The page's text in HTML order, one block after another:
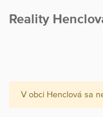
Reality
V obci Henclová sa